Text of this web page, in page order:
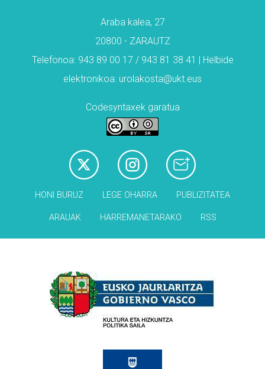
Araba kalea, 27
20800 - ZARAUTZ
Telefonoa: 943 89 00 17 / 943 81 38 41 | Helbide
elektronikoa: urolakosta@ukt.eus
Codesyntaxek garatua
HONI BURUZ LEGE OHARRA PUBLIZITATEA
ARAUAK HARREMANETARAKO RSS